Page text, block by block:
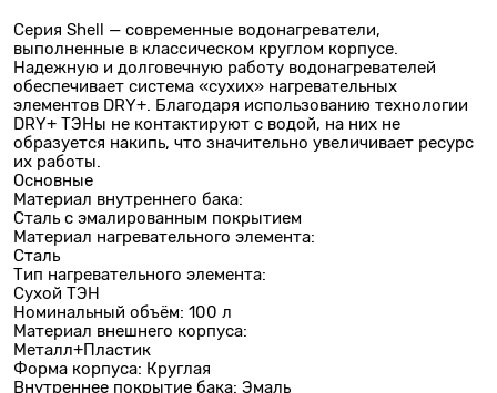
Серия Shell — современные водонагреватели,
выполненные в классическом круглом корпусе.
Надежную и долговечную работу водонагревателей
обеспечивает система «сухих» нагревательных
элементов DRY+. Благодаря использованию технологии
DRY+ ТЭНы не контактируют с водой, на них не
образуется накипь, что значительно увеличивает ресурс
их работы.
Основные
Материал внутреннего бака:
Сталь с эмалированным покрытием
Материал нагревательного элемента:
Сталь
Тип нагревательного элемента:
Сухой ТЭН
Номинальный объём: 100 л
Материал внешнего корпуса:
Металл+Пластик
Форма корпуса: Круглая
Внутреннее покрытие бака: Эмаль